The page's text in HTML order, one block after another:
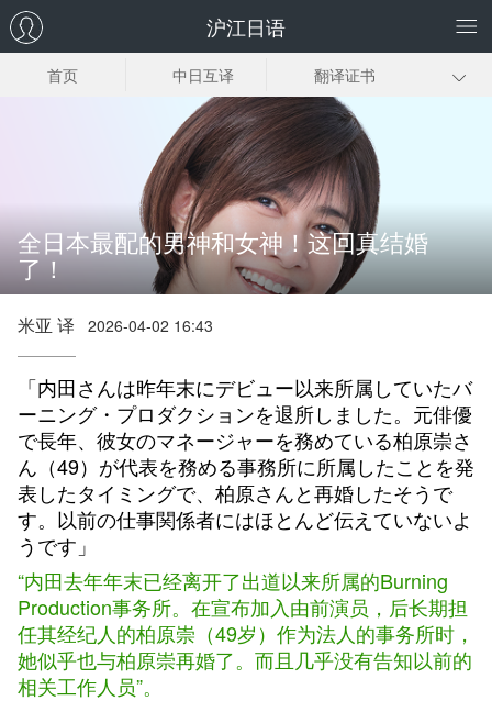
沪江日语
首页 中日互译 翻译证书
日语同传 日语口译
日语翻译下载
全日本最配的男神和女神！这回真结婚
了！
米亚 译 2026-04-02 16:43
「内田さんは昨年末にデビュー以来所属していたバ
ーニング・プロダクションを退所しました。元俳優
で長年、彼女のマネージャーを務めている柏原崇さ
ん（49）が代表を務める事務所に所属したことを発
表したタイミングで、柏原さんと再婚したそうで
す。以前の仕事関係者にはほとんど伝えていないよ
うです」
“内田去年年末已经离开了出道以来所属的Burning
Production事务所。在宣布加入由前演员，后长期担
任其经纪人的柏原崇（49岁）作为法人的事务所时，
她似乎也与柏原崇再婚了。而且几乎没有告知以前的
相关工作人员”。